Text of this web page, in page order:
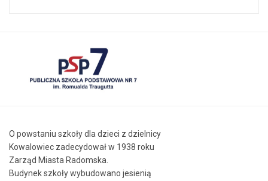
O powstaniu szkoły dla dzieci z dzielnicy
Kowalowiec zadecydował w 1938 roku
Zarząd Miasta Radomska.
Budynek szkoły wybudowano jesienią